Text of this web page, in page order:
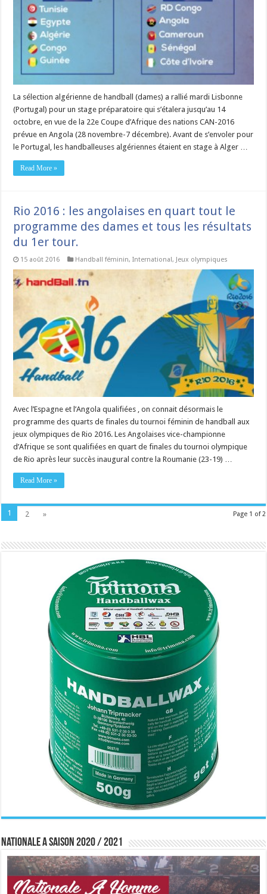
La sélection algérienne de handball (dames) a rallié mardi Lisbonne
(Portugal) pour un stage préparatoire qui s’étalera jusqu’au 14
octobre, en vue de la 22e Coupe d’Afrique des nations CAN-2016
prévue en Angola (28 novembre-7 décembre). Avant de s’envoler pour
le Portugal, les handballeuses algériennes étaient en stage à Alger …
Read More »
Rio 2016 : les angolaises en quart tout le
programme des dames et tous les résultats
du 1er tour.
15 août 2016 Handball féminin,International, Jeux olympiques
Avec l’Espagne et l’Angola qualifiées , on connait désormais le
programme des quarts de finales du tournoi féminin de handball aux
jeux olympiques de Rio 2016. Les Angolaises vice-championne
d’Afrique se sont qualifiées en quart de finales du tournoi olympique
de Rio après leur succès inaugural contre la Roumanie (23-19) …
Read More »
Page 1 of 2
1 2 »
Nationale A saison 2020 / 2021